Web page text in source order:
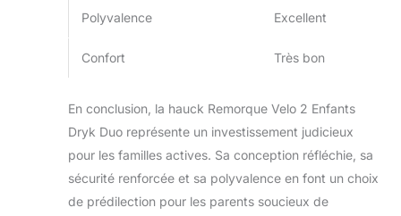
Polyvalence Excellent
Confort Très bon
En conclusion, la hauck Remorque Velo 2 Enfants
Dryk Duo représente un investissement judicieux
pour les familles actives. Sa conception réfléchie, sa
sécurité renforcée et sa polyvalence en font un choix
de prédilection pour les parents soucieux de